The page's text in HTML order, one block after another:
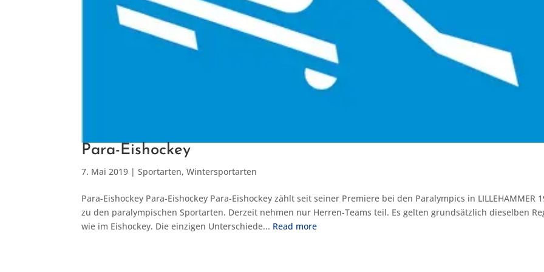
Para-Eishockey
7. Mai 2019 |Sportarten,Wintersportarten
Para-Eishockey Para-Eishockey Para-Eishockey zählt seit seiner Premiere bei den Paralympics in LILLEHAMMER
zu den paralympischen Sportarten. Derzeit nehmen nur Herren-Teams teil. Es gelten grundsätzlich dieselben
wie im Eishockey. Die einzigen Unterschiede... Read more